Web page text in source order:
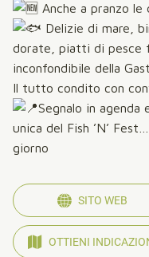
Anche a pranzo le
Delizie di mare,
dorate, piatti di pesce
inconfondibile della
Il tutto condito con
Segnalo in agenda
unica del Fish ’N’
giorno
SITO WEB
OTTIENI